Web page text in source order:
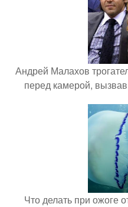
Андрей Малахов
перед камерой,
Что делать при ожоге